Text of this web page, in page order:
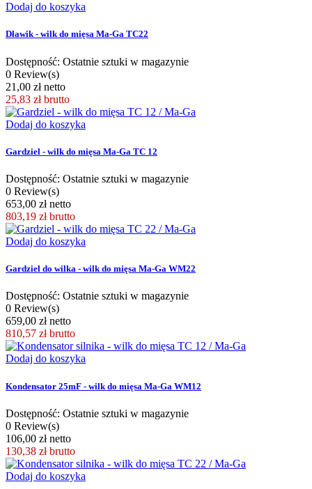
Dodaj do koszyka
Dławik - wilk do mięsa Ma-Ga TC22
Dostępność: Ostatnie sztuki w magazynie
0 Review(s)
21,00 zł netto
25,83 zł brutto
Dodaj do koszyka
Gardziel - wilk do mięsa Ma-Ga TC 12
Dostępność: Ostatnie sztuki w magazynie
0 Review(s)
653,00 zł netto
803,19 zł brutto
Dodaj do koszyka
Gardziel do wilka - wilk do mięsa Ma-Ga WM22
Dostępność: Ostatnie sztuki w magazynie
0 Review(s)
659,00 zł netto
810,57 zł brutto
Dodaj do koszyka
Kondensator 25mF - wilk do mięsa Ma-Ga WM12
Dostępność: Ostatnie sztuki w magazynie
0 Review(s)
106,00 zł netto
130,38 zł brutto
Dodaj do koszyka